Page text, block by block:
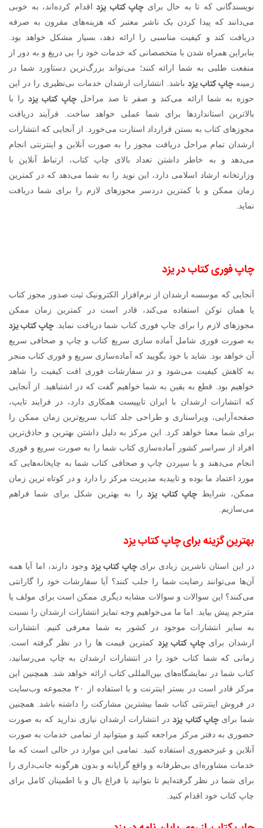
نویسندگانی که تا به حال برایچاپ کتاب یزد اقدام کرده‌اند، به خوبی
می‌دانند که پیدا کردن یک ناشر معتبر که هزینه‌های مقرون به صرفه
دریافت کند و کیفیت مناسبی را ارائه دهد، بسیار مشکل خواهد بود.
بنابراین همراه شدن با متخصصانی که خدمات خود را بی دریغ و به دور از
منفعت طلبی به شما ارائه کنند؛ می‌تواند بزرگ‌ترین دستاورد شما در
زمینهچاپ کتاب یزد باشد. انتشارات ارشدان خدمات بی‌نظیری را در این
حوزه به شما ارائه می‌کند و صفر تا صد مراحلچاپ کتاب یزدرا با
بالاترین استانداردها برای شما عملی خواهد ساخت. فرآیند دریافت
مجوزهای کتاب به بستن قرارداد استارت می‌خورد. از آنجایی که انتشارات
ارشدان تمام مراحل دریافت مجوز را به صورت آنلاین و اینترنتی انجام
می‌دهد و به خاطر داشتن تعداد بالای چاپ کتاب، ارتباط آنلاین با
وزارتخانه ارشاد اسلامی دارد، این نوید را به شما می‌دهد که در کمترین
زمان ممکن و با کمترین دردسر مجوزهای لازم را برای شما دریافت
نماید.
چاپ فوری کتاب در یزد
آنجایی که موسسه ارشدان از نرم‌افزار الکترونیک ثبت صدور مجوز کتاب
یا همان توکن استفاده می‌کند، قادر است در کمترین زمان ممکن
مجوزهای لازم را برای چاپ فوری کتاب شما دریافت نماید.چاپ کتاب یزد
به صورت فوری شامل آماده سازی سریع کتاب و چاپ و صحافی سریع
آن خواهد بود. شاید با خود بگویید که آماده‌سازی سریع و فوری کتاب منجر
به کاهش کیفیت می‌شود و در سفارشات فوری افت کیفیت را شاهد
خواهیم بود. قطع به یقین به شما خواهیم گفت که در اشتباهید. از آنجایی
که انتشارات ارشدان با ایران تایپیست همکاری دارد، در فرایند تایپ،
صفحه‌آرایی، ویراستاری و طراحی جلد کتاب سریع‌ترین زمان ممکن را
برای شما معنا خواهد کرد. این مرکز به دلیل داشتن بهترین و حاذق‌ترین
افراد از سراسر کشور آماده‌سازی کتاب شما را به صورت سریع و فوری
انجام می‌دهند و با سپردن چاپ و صحافی کتاب شما به چاپخانه‌هایی که
مورد اعتماد ما بوده و تاییدیه مدیریت مرکز را دارد و در کوتاه ترین زمان
ممکن، شرایطچاپ کتاب یزدرا به بهترین شکل برای شما فراهم
می‌سازیم.
بهترین گزینه برای چاپ کتاب یزد
در این استان ناشرین زیادی برایچاپ کتاب یزد وجود دارند، اما آیا همه
آن‌ها می‌توانند رضایت شما را جلب کنند؟ آیا سفارشات خود را گارانتی
می‌کنند؟ این سوالات و سوالات مشابه دیگری ممکن است برای مولف یا
مترجم پیش بیاید. اما ما می‌خواهیم وجه تمایز انتشارات ارشدان را نسبت
به سایر انتشارات موجود در کشور به شما معرفی کنیم. انتشارات
ارشدان برایچاپ کتاب یزد کمترین قیمت ها را در نظر گرفته است.
زمانی که شما کتاب خود را در انتشارات ارشدان به چاپ می‌رسانید،
کتاب شما در نمایشگاه‌های بین‌المللی کتاب ارائه خواهد شد. همچنین این
مرکز قادر است در بستر اینترنت و با استفاده از ۲۰ مجموعه وب‌سایت
در فروش اینترنتی کتاب شما بیشترین مشارکت را داشته باشد. همچنین
شما برایچاپ کتاب یزددر انتشارات ارشدان نیازی ندارید که به صورت
حضوری به دفتر مرکز مراجعه کنید و میتوانید از تمامی خدمات به صورت
آنلاین و غیرحضوری استفاده کنید. تمامی این موارد در حالی است که ما
خدمات مشاوره‌ای بی‌طرفانه و واقع گرایانه و بدون هرگونه جانب‌داری را
برای شما در نظر گرفته‌ایم تا بتوانید با فراغ بال و با اطمینان کامل برای
چاپ کتاب خود اقدام کنید.